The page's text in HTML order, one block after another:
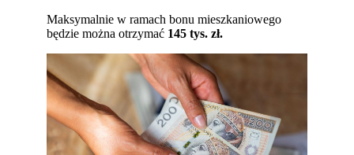
Maksymalnie w ramach bonu mieszkaniowego
będzie można otrzymać 145 tys. zł.